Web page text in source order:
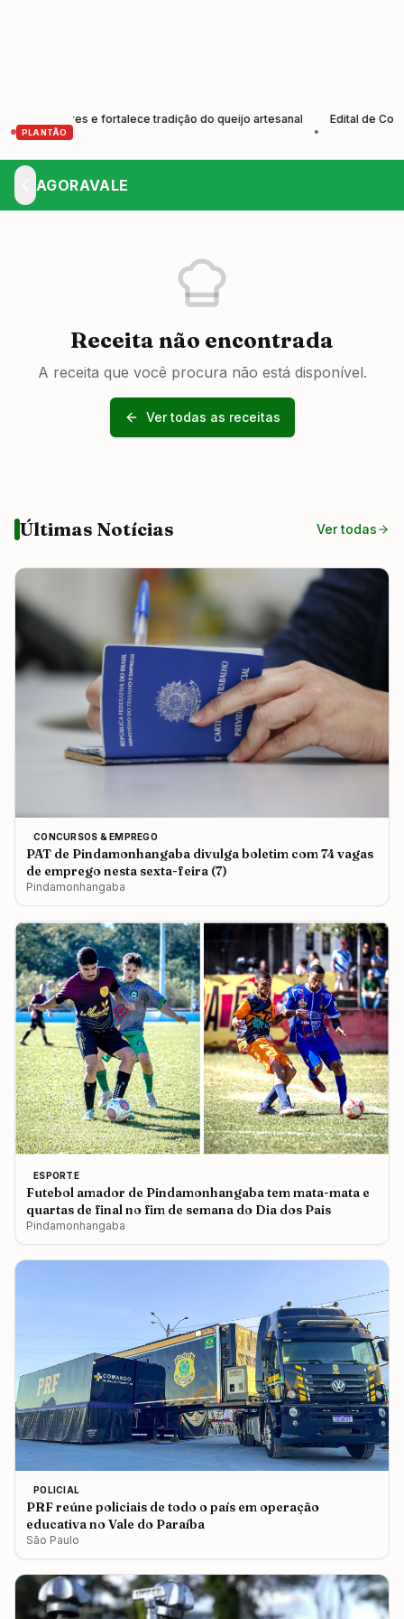
PLANTÃO
e fortalece tradição do queijo artesanal
Edital de
AGORAVALE
Receita não encontrada
A receita que você procura não está disponível.
Ver todas as receitas
Últimas Notícias Ver todas
CONCURSOS & EMPREGO
PAT de Pindamonhangaba divulga boletim com 74 vagas
de emprego nesta sexta-feira (7)
Pindamonhangaba
ESPORTE
Futebol amador de Pindamonhangaba tem mata-mata e
quartas de final no fim de semana do Dia dos Pais
Pindamonhangaba
POLICIAL
PRF reúne policiais de todo o país em operação
educativa no Vale do Paraíba
São Paulo